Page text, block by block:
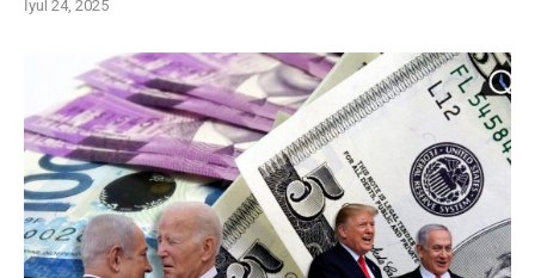
İyul 24, 2025